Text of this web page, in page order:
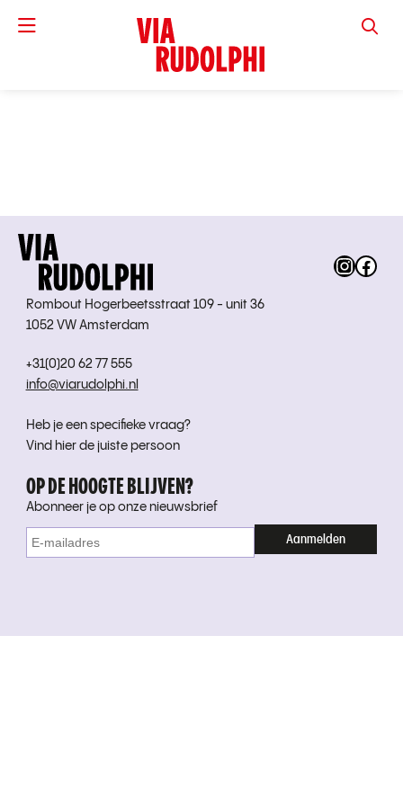
VIA
Rombout Hogerbeetsstraat 109 - unit 36
1052 VW Amsterdam
+31(0)20 62 77 555
info@viarudolphi.nl
Heb je een specifieke vraag?
Vind hier de juiste persoon
OP DE HOOGTE BLIJVEN?
Abonneer je op onze nieuwsbrief